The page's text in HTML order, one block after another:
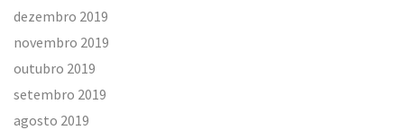
dezembro 2019
novembro 2019
outubro 2019
setembro 2019
agosto 2019